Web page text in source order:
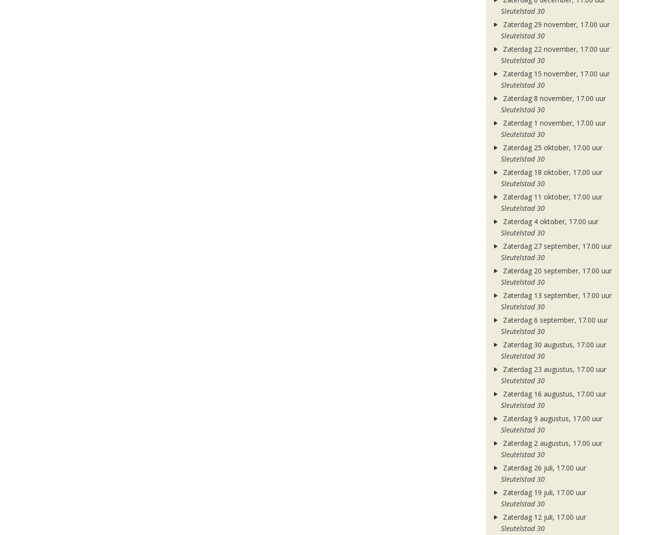
Sleutelstad 30
Zaterdag 29 november, 17.00 uur
Sleutelstad 30
Zaterdag 22 november, 17.00 uur
Sleutelstad 30
Zaterdag 15 november, 17.00 uur
Sleutelstad 30
Zaterdag 8 november, 17.00 uur
Sleutelstad 30
Zaterdag 1 november, 17.00 uur
Sleutelstad 30
Zaterdag 25 oktober, 17.00 uur
Sleutelstad 30
Zaterdag 18 oktober, 17.00 uur
Sleutelstad 30
Zaterdag 11 oktober, 17.00 uur
Sleutelstad 30
Zaterdag 4 oktober, 17.00 uur
Sleutelstad 30
Zaterdag 27 september, 17.00 uur
Sleutelstad 30
Zaterdag 20 september, 17.00 uur
Sleutelstad 30
Zaterdag 13 september, 17.00 uur
Sleutelstad 30
Zaterdag 6 september, 17.00 uur
Sleutelstad 30
Zaterdag 30 augustus, 17.00 uur
Sleutelstad 30
Zaterdag 23 augustus, 17.00 uur
Sleutelstad 30
Zaterdag 16 augustus, 17.00 uur
Sleutelstad 30
Zaterdag 9 augustus, 17.00 uur
Sleutelstad 30
Zaterdag 2 augustus, 17.00 uur
Sleutelstad 30
Zaterdag 26 juli, 17.00 uur
Sleutelstad 30
Zaterdag 19 juli, 17.00 uur
Sleutelstad 30
Zaterdag 12 juli, 17.00 uur
Sleutelstad 30